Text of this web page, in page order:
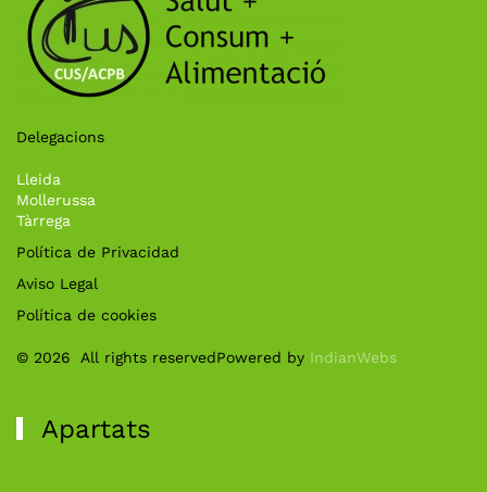
Delegacions
Lleida
Mollerussa
Tàrrega
Política de Privacidad
Aviso Legal
Política de cookies
© 2026 All rights reservedPowered by IndianWebs
Apartats